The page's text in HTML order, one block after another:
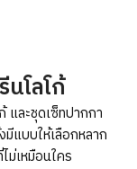
โลโก้
และชุดเซ็ทปากกา
แบบให้เลือกหลาก
เหมือนใคร